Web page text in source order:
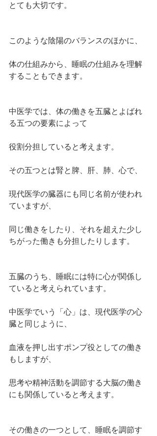
とても大切です。
このような陰陽のバランスのほかに、
体の仕組みから、睡眠の仕組みを理解
することもできます。
中医学では、体の働きを五臓とよばれ
る五つの要素によって
役割分担していると考えます。
その五つとは腎と脾、肝、肺、心で、
現代医学の臓器にも同じ名前が使われ
ていますが、
同じ働きをしたり、それを超えた少し
ちがった働きも分担したりします。
五臓のうち、睡眠には特に心が関係し
ていると考えられています。
中医学でいう「心」は、現代医学の心
臓と同じように、
血液を押し出すポンプ役としての働き
もしますが、
思考や精神活動を調節する大脳の働き
にも関係していると考えます。
その働きの一つとして、睡眠を調節す